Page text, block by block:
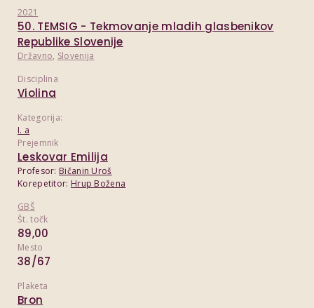
2021
50. TEMSIG - Tekmovanje mladih glasbenikov
Republike Slovenije
Državno, Slovenija
Disciplina
Violina
Kategorija:
I. a
Prejemnik
Leskovar Emilija
Profesor: Bičanin Uroš
Korepetitor: Hrup Božena
GBŠ
Št. točk
89,00
Mesto
38/67
Plaketa
Bron